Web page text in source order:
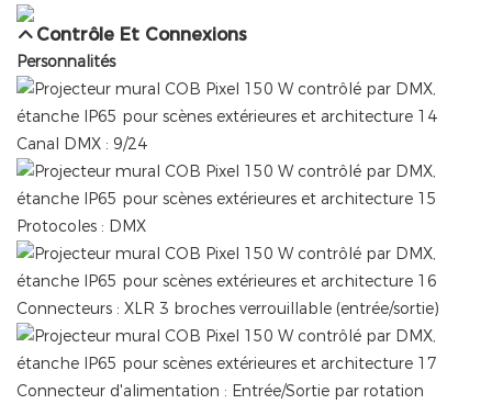
Contrôle Et Connexions
Personnalités
Canal DMX : 9/24
Protocoles : DMX
Connecteurs : XLR 3 broches verrouillable (entrée/sortie)
Connecteur d'alimentation : Entrée/Sortie par rotation